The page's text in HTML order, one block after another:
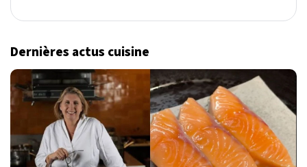
Dernières actus cuisine